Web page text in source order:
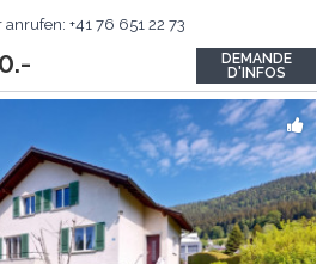
+41 76 651 22 73
DEMANDE
D'INFOS